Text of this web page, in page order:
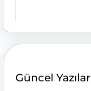
a
h
Güncel Yazılar